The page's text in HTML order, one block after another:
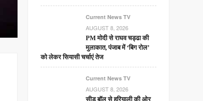
Current News TV
AUGUST 8, 2026
PM मोदी से राघव चड्ढा की
मुलाकात, पंजाब में ‘बिग रोल’
को लेकर सियासी चर्चाएं तेज
Current News TV
AUGUST 8, 2026
सीड बॉल से हरियाली की ओर